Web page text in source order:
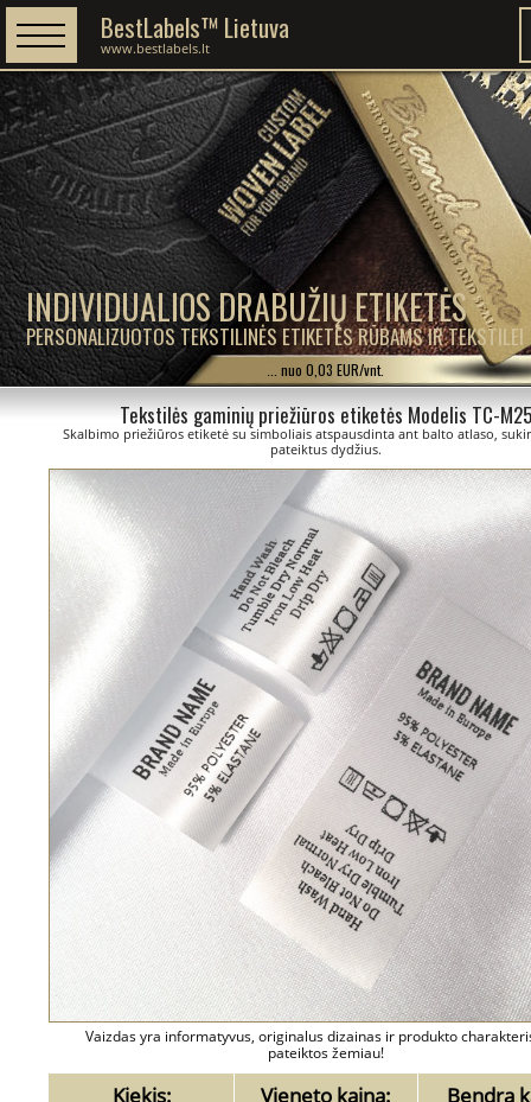
INDIVIDUALIOS DRABUŽIŲ ETIKETĖS
PERSONALIZUOTOS TEKSTILINĖS ETIKETĖS RŪBAMS IR TEKSTILEI
BestLabels™ Lietuva
www.bestlabels.lt
... nuo 0,03 EUR/vnt.
Tekstilės gaminių priežiūros etiketės Modelis TC-M25
Skalbimo priežiūros etiketė su simboliais atspausdinta ant balto atlaso,
pateiktus dydžius.
Vaizdas yra informatyvus, originalus dizainas ir produkto
pateiktos žemiau!
Kiekis: Vieneto kaina: Bendra